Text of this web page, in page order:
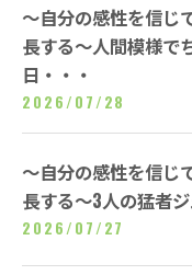
～自分の感性を信じ
長する～人間模様で
日・・・
2026/07/28
～自分の感性を信じ
長する～3人の猛者
2026/07/27